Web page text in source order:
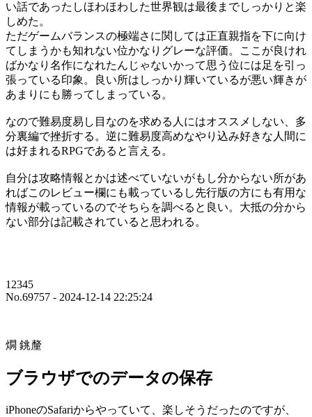
い話であったしほわほわした世界観は最後までしっかりと楽
しめた。
ただゲームバランスの極端さに関しては正直親指を下に向け
てしまうかも知れない位かなりグレーな評価。ここが良けれ
ばかなり名作になれたんじゃないかって思う位には足を引っ
張っている印象。良い所はしっかり輝いているが悪い輝きが
あまりにも勝ってしまっている。
なので難易度易し目なのを求める人にはオススメしない、多
分裏編で挫折する。逆に難易度高めなやり込み好きな人間に
は好まれるRPGであると言える。
自分は攻略情報とかは述べていないがもし分からない所があ
ればこのレビュー欄にも載っているし先行版の方にも有用な
情報が載っているのでそちらを調べると良い。大抵の分から
ない部分は記載されていると思われる。
12345
No.69757 - 2024-12-14 22:25:24
燗 銚釐
ブラウザでのデータの保存
iPhoneのSafariからやっていて、楽しそうだったのですが、